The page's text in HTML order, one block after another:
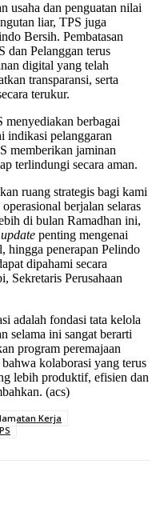
usaha dan penguatan nilai
liar, TPS juga
Bersih. Pembatasan
dan Pelanggan terus
digital yang telah
transparansi, serta
terukur.
menyediakan berbagai
indikasi pelanggaran
memberikan jaminan
terlindungi secara aman.
ruang strategis bagi kami
berjalan selaras
di bulan Ramadhan ini,
update penting mengenai
hingga penerapan Pelindo
dipahami secara
Sekretaris Perusahaan
adalah fondasi tata kelola
selama ini sangat berarti
program peremajaan
kolaborasi yang terus
lebih produktif, efisien dan
(acs)
Kerja